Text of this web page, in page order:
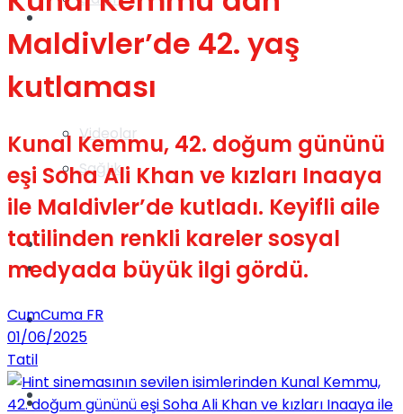
Videolar
Gündem
Yaşam
Gündem
Yaşam
Sağlık
TV
Kadınca
Dünya
Maldivler’de 42. yaş
kutlaması
Kunal Kemmu, 42. doğum gününü
eşi Soha Ali Khan ve kızları Inaaya
ile Maldivler’de kutladı. Keyifli aile
tatilinden renkli kareler sosyal
medyada büyük ilgi gördü.
CumCuma FR
01/06/2025
Tatil